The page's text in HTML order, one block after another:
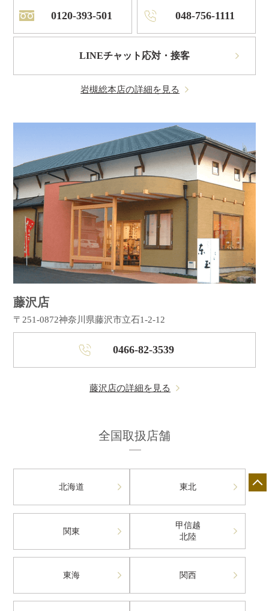
0120-393-501 048-756-1111
LINEチャット応対・接客
岩槻総本店の詳細を見る
藤沢店
〒251-0872神奈川県藤沢市立石1-2-12
0466-82-3539
藤沢店の詳細を見る
全国取扱店舗
北海道 東北
関東
甲信越
北陸
東海 関西